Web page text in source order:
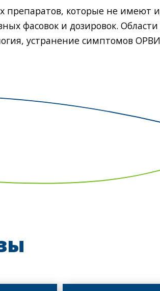
которые не имеют
фасовок и дозировок.
устранение симптомов